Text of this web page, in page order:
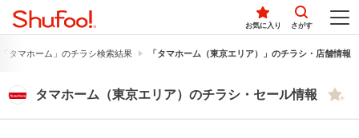
お気に入り さがす
「タマホーム」のチラシ検索結果 「タマホーム（東京エリア）」のチラシ・店舗情報
タマホーム（東京エリア）のチラシ・セール情報